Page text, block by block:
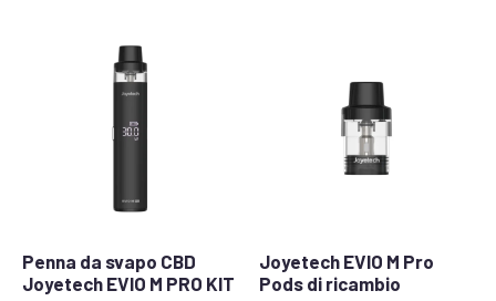
Penna da svapo CBD
Joyetech EVIO M PRO KIT
Joyetech EVIO M Pro
Pods di ricambio